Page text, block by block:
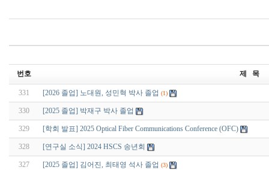
번호 제 목
331 [2026 졸업] 노대원, 성민혁 박사 졸업 (1)
330 [2025 졸업] 박재구 박사 졸업
329 [학회 발표] 2025 Optical Fiber Communications Conference (OFC)
328 [연구실 소식] 2024 HSCS 송년회
327 [2025 졸업] 김어진, 최태영 석사 졸업 (3)